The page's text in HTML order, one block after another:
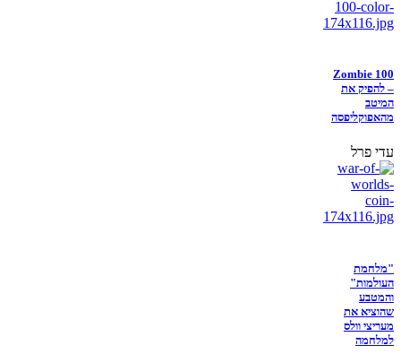
Zombie 100
– להפיק את
המיטב
מהאפוקליפסה
עדי פרל
"מלחמת
העולמות"
והמטבע
שהוציא את
מעריצי וולס
למלחמה